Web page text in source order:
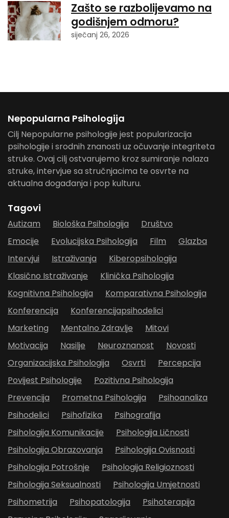
Zašto se razbolijevamo na
godišnjem odmoru?
siječanj 26, 2026
Nepopularna Psihologija
Cilj Nepopularne psihologije jest popularizacija
psihologije i srodnih znanosti uz očuvanje integriteta
struke. Ovaj cilj ostvarujemo kroz sumiranje nalaza
struke, intervjue sa stručnjacima te osvrte na
aktualna događanja i pop kulturu.
Tagovi
Autizam Biološka Psihologija
Društvo
Emocije
Evolucijska Psihologija Film
Glazba
Intervjui
Istraživanja
Kiberopsihologija
Klasično Istraživanje
Klinička Psihologija
Kognitivna Psihologija
Komparativna Psihologija
Konferencija
Konferencijapsihodelici
Marketing
Mentalno Zdravlje
Mitovi
Motivacija
Nasilje Neuroznanost
Novosti
Organizacijska Psihologija
Osvrti
Percepcija
Povijest Psihologije
Pozitivna Psihologija
Prevencija
Prometna Psihologija
Psihoanaliza
Psihodelici
Psihofizika
Psihografija
Psihologija Komunikacije
Psihologija Ličnosti
Psihologija Obrazovanja
Psihologija Ovisnosti
Psihologija Potrošnje
Psihologija Religioznosti
Psihologija Seksualnosti
Psihologija Umjetnosti
Psihometrija
Psihopatologija
Psihoterapija